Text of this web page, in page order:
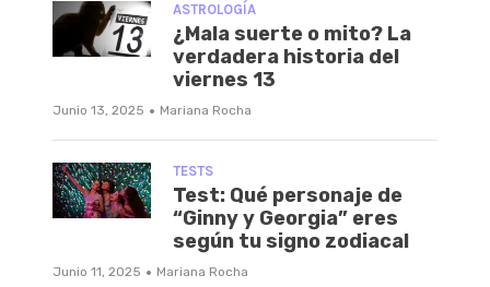
ASTROLOGÍA
¿Mala suerte o mito? La
verdadera historia del
viernes 13
Junio 13, 2025 · Mariana Rocha
TESTS
Test: Qué personaje de
“Ginny y Georgia” eres
según tu signo zodiacal
Junio 11, 2025 · Mariana Rocha